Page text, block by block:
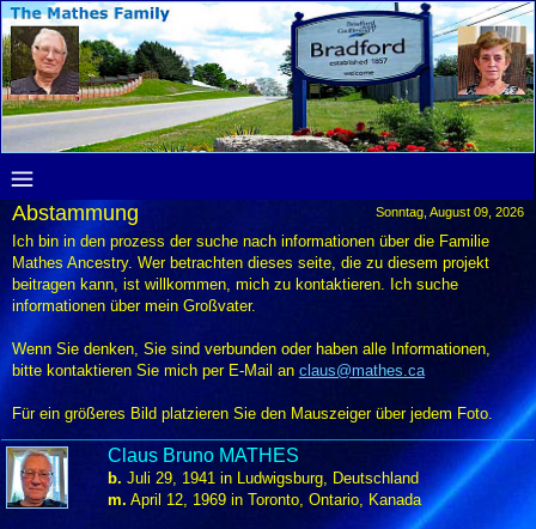
Sonntag, August 09, 2026
Abstammung
Ich bin in den prozess der suche nach informationen über die Familie
Mathes Ancestry. Wer betrachten dieses seite, die zu diesem projekt
beitragen kann, ist willkommen, mich zu kontaktieren. Ich suche
informationen über mein Großvater.
Wenn Sie denken, Sie sind verbunden oder haben alle Informationen,
bitte kontaktieren Sie mich per E-Mail an claus@mathes.ca
Für ein größeres Bild platzieren Sie den Mauszeiger über jedem Foto.
Claus Bruno MATHES
b. Juli 29, 1941 in Ludwigsburg, Deutschland
m. April 12, 1969 in Toronto, Ontario, Kanada